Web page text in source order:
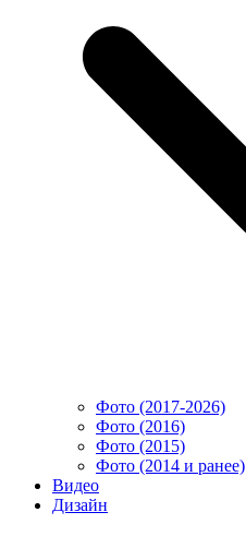
Фото (2017-2026)
Фото (2016)
Фото (2015)
Фото (2014 и ранее)
Видео
Дизайн